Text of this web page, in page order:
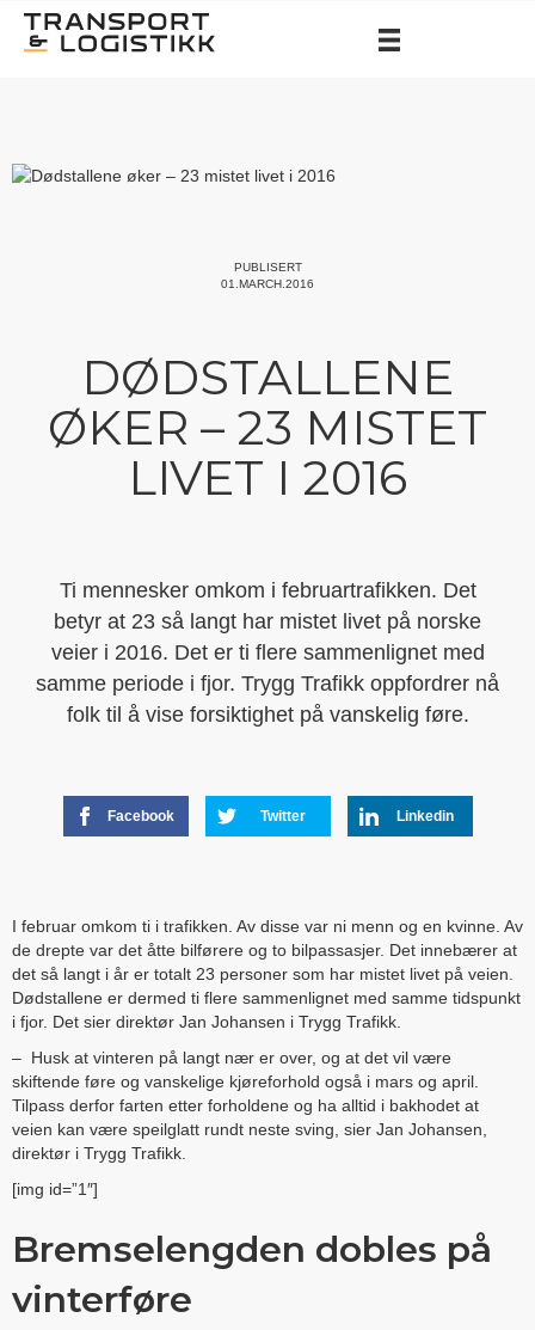
PUBLISERT
01.MARCH.2016
DØDSTALLENE
ØKER – 23 MISTET
LIVET I 2016
Ti mennesker omkom i februartrafikken. Det
betyr at 23 så langt har mistet livet på norske
veier i 2016. Det er ti flere sammenlignet med
samme periode i fjor. Trygg Trafikk oppfordrer nå
folk til å vise forsiktighet på vanskelig føre.
Facebook Twitter Linkedin
I februar omkom ti i trafikken. Av disse var ni menn og en kvinne. Av
de drepte var det åtte bilførere og to bilpassasjer. Det innebærer at
det så langt i år er totalt 23 personer som har mistet livet på veien.
Dødstallene er dermed ti flere sammenlignet med samme tidspunkt
i fjor. Det sier direktør Jan Johansen i Trygg Trafikk.
– Husk at vinteren på langt nær er over, og at det vil være
skiftende føre og vanskelige kjøreforhold også i mars og april.
Tilpass derfor farten etter forholdene og ha alltid i bakhodet at
veien kan være speilglatt rundt neste sving, sier Jan Johansen,
direktør i Trygg Trafikk.
[img id=”1″]
Bremselengden dobles på
vinterføre